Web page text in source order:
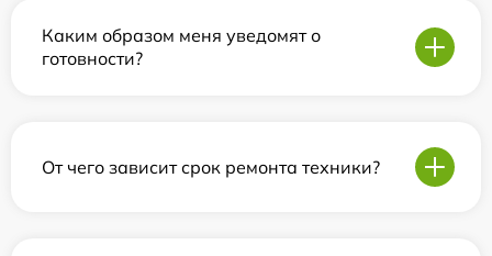
Каким образом меня уведомят о
готовности?
От чего зависит срок ремонта техники?